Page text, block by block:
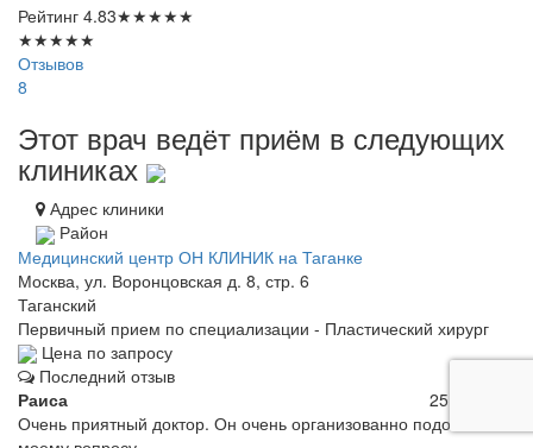
Рейтинг 4.83★★★★★
★★★★★
Отзывов
8
Этот врач ведёт приём в следующих
клиниках
Адрес клиники
Район
Медицинский центр ОН КЛИНИК на Таганке
Москва, ул. Воронцовская д. 8, стр. 6
Таганский
Первичный прием по специализации - Пластический хирург
Цена по запросу
Последний отзыв
Раиса
25.04.2020
Очень приятный доктор. Он очень организованно подошёл к